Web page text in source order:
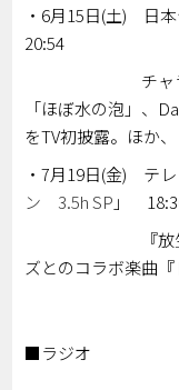
・6月15日(土) 日
20:54
チャラン・ポ
「ほぼ水の泡」、
をTV初披露。ほか
・7月19日(金) テ
ン 3.5h SP 」
『放生会』収
ズとのコラボ楽曲
■ラジオ